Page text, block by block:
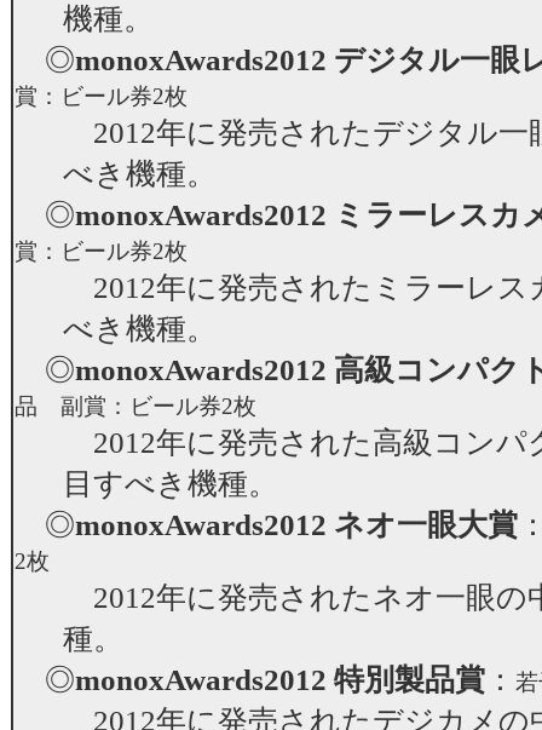
機種。
◎monoxAwards2012 デジタル一眼
賞：ビール券2枚
2012年に発売されたデジタル一
べき機種。
◎monoxAwards2012 ミラーレスカ
賞：ビール券2枚
2012年に発売されたミラーレス
べき機種。
◎monoxAwards2012 高級コンパク
品 副賞：ビール券2枚
2012年に発売された高級コンパ
目すべき機種。
◎monoxAwards2012 ネオ一眼大賞
2枚
2012年に発売されたネオ一眼の
種。
◎monoxAwards2012 特別製品賞 ：
2012年に発売されたデジカメの